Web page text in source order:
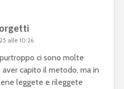
alle 10:26
ci sono molte
capito il metodo, ma in
leggete e rileggete